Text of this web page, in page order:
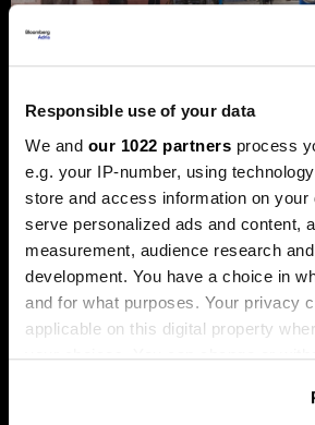
Responsible use of your data
We and our 1022 partners process
e.g. your IP-number, using
store and access information on your
serve personalized ads and content,
measurement, audience research
development. You have a choice in
and for what purposes. Your privacy
applicable on this digital property
your choices. You can change or
Trump protiv Castra:
milijardersko turističko
porodice Castro
Sukob oko Kube je sukob oko tri
okriljem koncerna Gaesa.